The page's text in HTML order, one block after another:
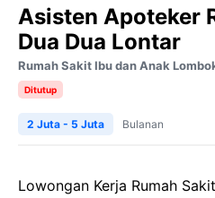
Asisten Apoteker
Dua Dua Lontar
Rumah Sakit Ibu dan Anak
Ditutup
2 Juta - 5 Juta Bulanan
Lowongan Kerja Rumah